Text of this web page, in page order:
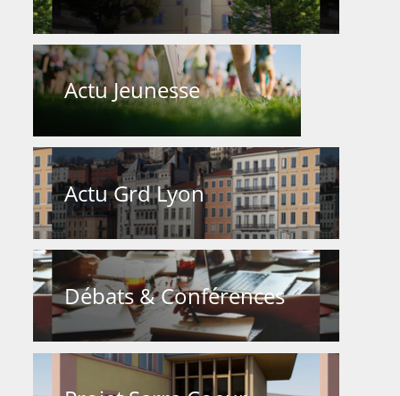
Actu Jeunesse
Actu Grd Lyon
Débats & Conférences